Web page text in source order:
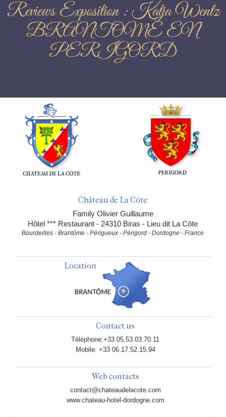
Reviews Exposition : Katja Wentz
BRANTOME EN
PERIGORD
Château de La Côte
Family Olivier Guillaume
Hôtel *** Restaurant - 24310 Biras - Lieu dit La Côte
Bourdeilles - Brantôme - Périgueux - Périgord - Dordogne - France
Location
Contact us
Téléphone:+33 05.53.03.70.11
Mobile: +33 06.17.52.15.94
Web contacts
contact@chateaudelacote.com
www.chateau-hotel-dordogne.com